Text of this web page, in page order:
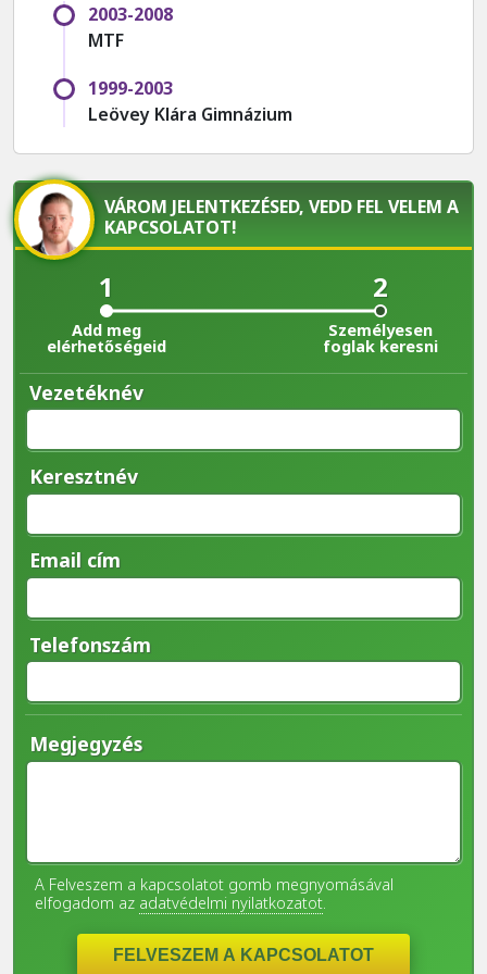
2003-2008
MTF
1999-2003
Leövey Klára Gimnázium
VÁROM JELENTKEZÉSED, VEDD FEL VELEM A
KAPCSOLATOT!
1
Add meg
elérhetőségeid
2
Személyesen
foglak keresni
Vezetéknév
Keresztnév
Email cím
Telefonszám
Megjegyzés
A Felveszem a kapcsolatot gomb megnyomásával
elfogadom az adatvédelmi nyilatkozatot.